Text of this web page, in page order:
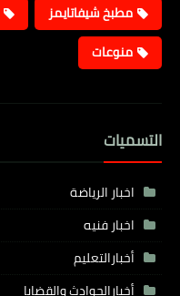
مطبخ شيفاتايمز
منوعات
التسميات
اخبار الرياضة
اخبار فنيه
أخبارالتعليم
أخبارالحوادث والقضايا